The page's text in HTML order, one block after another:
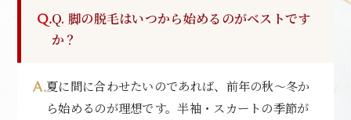
Q. 脚の脱毛はいつから始めるのがベストです
か？
夏に間に合わせたいのであれば、前年の秋〜冬か
ら始めるのが理想です。半袖・スカートの季節が